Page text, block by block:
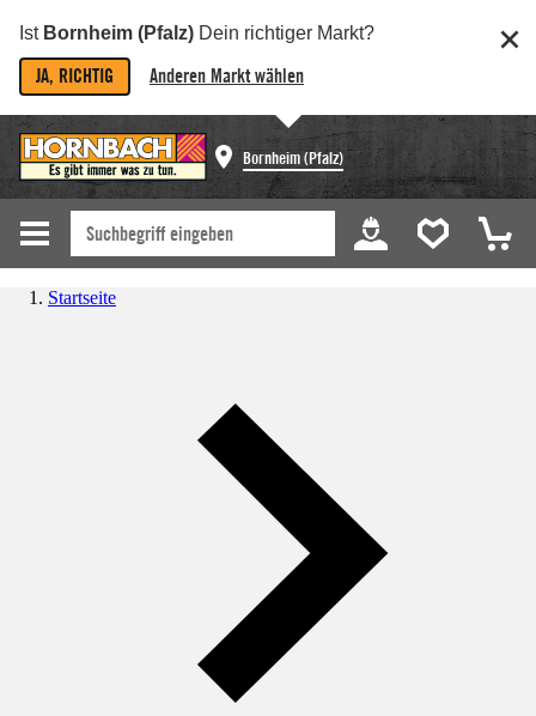
Ist Bornheim (Pfalz) Dein richtiger Markt?
JA, RICHTIG Anderen Markt wählen
Bornheim (Pfalz)
Startseite